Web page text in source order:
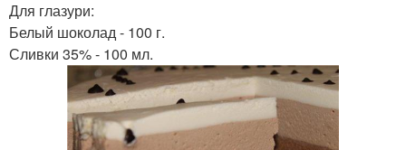
Для глазури:
Белый шоколад - 100 г.
Сливки 35% - 100 мл.